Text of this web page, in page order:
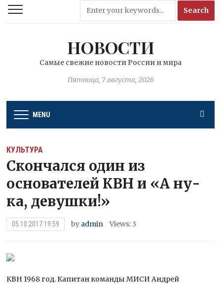
НОВОСТИ
Самые свежие новости России и мира
Пятница, 7 августа, 2026
MENU
КУЛЬТУРА
Скончался один из
основателей КВН и «А ну-
ка, девушки!»
05.10.2017 19:59 by admin Views: 3
КВН 1968 год. Капитан команды МИСИ Андрей